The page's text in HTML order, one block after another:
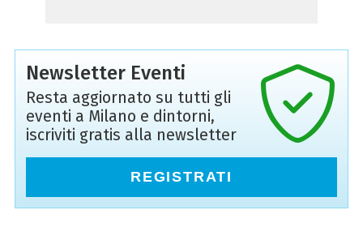
Newsletter Eventi
Resta aggiornato su tutti gli
eventi a Milano e dintorni,
iscriviti gratis alla newsletter
REGISTRATI